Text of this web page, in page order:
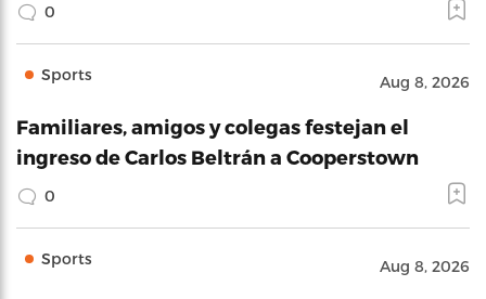
0
Sports Aug 8, 2026
Familiares, amigos y colegas festejan el
ingreso de Carlos Beltrán a Cooperstown
0
Sports Aug 8, 2026